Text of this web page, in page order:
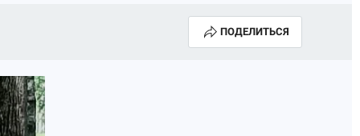
ПОДЕЛИТЬСЯ